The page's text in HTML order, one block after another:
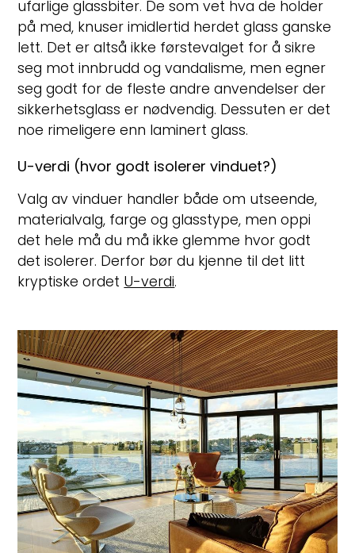
ufarlige glassbiter. De som vet hva de holder
på med, knuser imidlertid herdet glass ganske
lett. Det er altså ikke førstevalget for å sikre
seg mot innbrudd og vandalisme, men egner
seg godt for de fleste andre anvendelser der
sikkerhetsglass er nødvendig. Dessuten er det
noe rimeligere enn laminert glass.
U-verdi (hvor godt isolerer vinduet?)
Valg av vinduer handler både om utseende,
materialvalg, farge og glasstype, men oppi
det hele må du må ikke glemme hvor godt
det isolerer. Derfor bør du kjenne til det litt
kryptiske ordet U-verdi.